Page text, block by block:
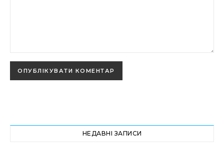
НЕДАВНІ ЗАПИСИ